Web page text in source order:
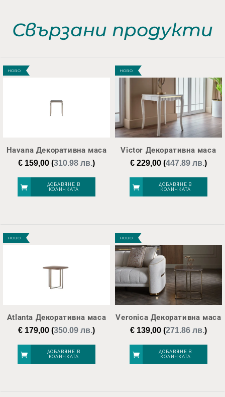
Свързани продукти
НОВО
Havana Декоративна маса
€ 159,00 (310.98 лв.)
ДОБАВЯНЕ В
КОЛИЧКАТА
НОВО
Victor Декоративна маса
€229,00(447.89 лв.)
ДОБАВЯНЕ В
КОЛИЧКАТА
НОВО
Atlanta Декоративна маса
€ 179,00 (350.09 лв.)
ДОБАВЯНЕ В
КОЛИЧКАТА
НОВО
Veronica Декоративна маса
€139,00(271.86 лв.)
ДОБАВЯНЕ В
КОЛИЧКАТА